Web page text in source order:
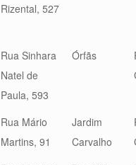
Rizental, 527
Rua Sinhara
Natel de
Paula, 593
Órfãs
Rua Mário
Martins, 91
Jardim
Carvalho